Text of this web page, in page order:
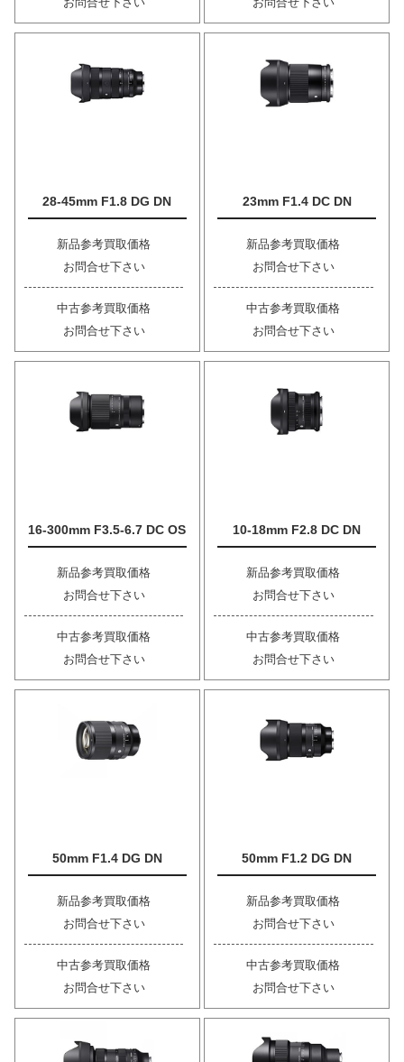
28-45mm F1.8 DG DN
新品参考買取価格
お問合せ下さい
中古参考買取価格
お問合せ下さい
23mm F1.4 DC DN
新品参考買取価格
お問合せ下さい
中古参考買取価格
お問合せ下さい
16-300mm F3.5-6.7 DC OS
新品参考買取価格
お問合せ下さい
中古参考買取価格
お問合せ下さい
10-18mm F2.8 DC DN
新品参考買取価格
お問合せ下さい
中古参考買取価格
お問合せ下さい
50mm F1.4 DG DN
新品参考買取価格
お問合せ下さい
中古参考買取価格
お問合せ下さい
50mm F1.2 DG DN
新品参考買取価格
お問合せ下さい
中古参考買取価格
お問合せ下さい